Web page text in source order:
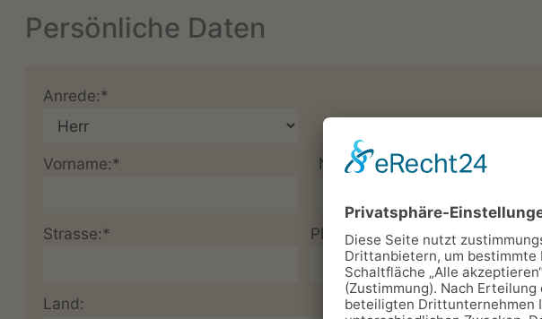
Persönliche Daten
Anrede:*
Vorname:* Nachname:*
Strasse:* Plz:* Ort:*
Land: